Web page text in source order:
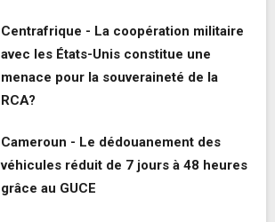
Centrafrique - La coopération militaire
avec les États-Unis constitue une
menace pour la souveraineté de la
RCA?
Cameroun - Le dédouanement des
véhicules réduit de 7 jours à 48 heures
grâce au GUCE